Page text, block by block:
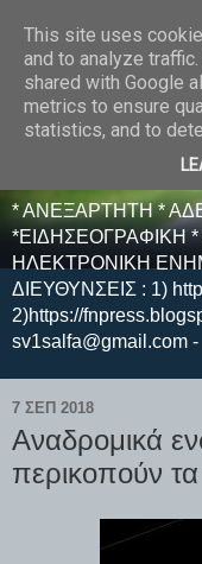
E F E N
* ΑΝΕΞΑΡΤΗΤΗ *
*ΕΙΔΗΣΕΟΓΡΑΦΙΚΗ
ΗΛΕΚΤΡΟΝΙΚΗ
ΔΙΕΥΘΥΝΣΕΙΣ : 1)
2)https://
sv1salfa@gmail.com -
7 ΣΕΠ 2018
Αναδρομικά
περικοπούν
This site uses
and to analyze
shared with Google
metrics to ensure
statistics, and to